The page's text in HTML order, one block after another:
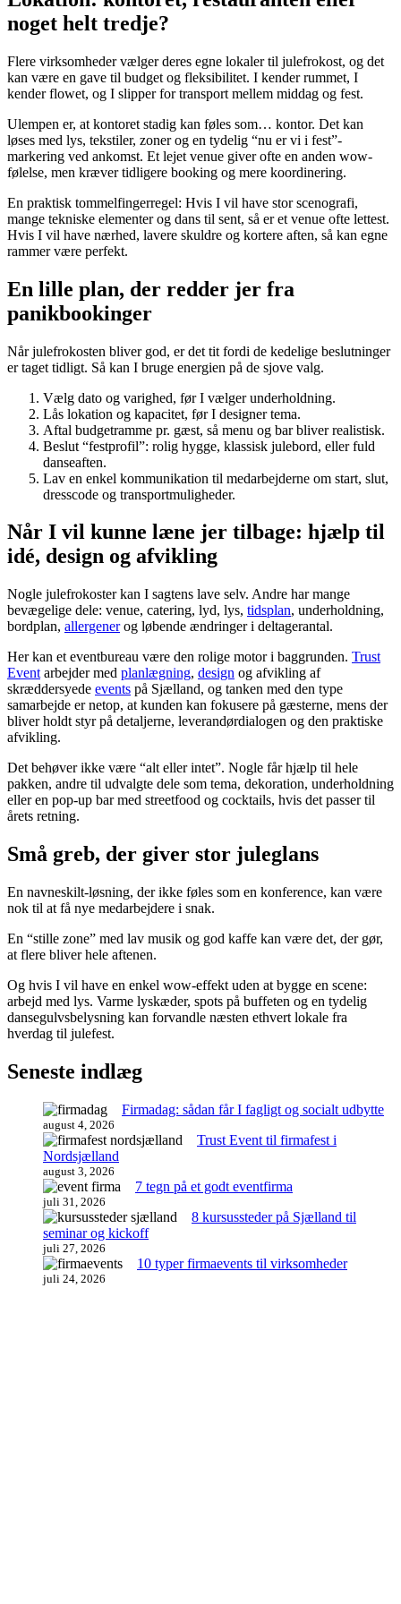
noget helt tredje?
Flere virksomheder vælger deres egne lokaler til julefrokost, og det
kan være en gave til budget og fleksibilitet. I kender rummet, I
kender flowet, og I slipper for transport mellem middag og fest.
Ulempen er, at kontoret stadig kan føles som… kontor. Det kan
løses med lys, tekstiler, zoner og en tydelig “nu er vi i fest”-
markering ved ankomst. Et lejet venue giver ofte en anden wow-
følelse, men kræver tidligere booking og mere koordinering.
En praktisk tommelfingerregel: Hvis I vil have stor scenografi,
mange tekniske elementer og dans til sent, så er et venue ofte lettest.
Hvis I vil have nærhed, lavere skuldre og kortere aften, så kan egne
rammer være perfekt.
En lille plan, der redder jer fra
panikbookinger
Når julefrokosten bliver god, er det tit fordi de kedelige beslutninger
er taget tidligt. Så kan I bruge energien på de sjove valg.
Vælg dato og varighed, før I vælger underholdning.
Lås lokation og kapacitet, før I designer tema.
Aftal budgetramme pr. gæst, så menu og bar bliver realistisk.
Beslut “festprofil”: rolig hygge, klassisk julebord, eller fuld
danseaften.
Lav en enkel kommunikation til medarbejderne om start, slut,
dresscode og transportmuligheder.
Når I vil kunne læne jer tilbage: hjælp til
idé, design og afvikling
Nogle julefrokoster kan I sagtens lave selv. Andre har mange
bevægelige dele: venue, catering, lyd, lys, tidsplan, underholdning,
bordplan, allergenerog løbende ændringer i deltagerantal.
Her kan et eventbureau være den rolige motor i baggrunden. Trust
Event arbejder med planlægning, design og afvikling af
skræddersyede events på Sjælland, og tanken med den type
samarbejde er netop, at kunden kan fokusere på gæsterne, mens der
bliver holdt styr på detaljerne, leverandørdialogen og den praktiske
afvikling.
Det behøver ikke være “alt eller intet”. Nogle får hjælp til hele
pakken, andre til udvalgte dele som tema, dekoration, underholdning
eller en pop-up bar med streetfood og cocktails, hvis det passer til
årets retning.
Små greb, der giver stor juleglans
En navneskilt-løsning, der ikke føles som en konference, kan være
nok til at få nye medarbejdere i snak.
En “stille zone” med lav musik og god kaffe kan være det, der gør,
at flere bliver hele aftenen.
Og hvis I vil have en enkel wow-effekt uden at bygge en scene:
arbejd med lys. Varme lyskæder, spots på buffeten og en tydelig
dansegulvsbelysning kan forvandle næsten ethvert lokale fra
hverdag til julefest.
Seneste indlæg
Firmadag: sådan får I fagligt og socialt udbytte
august 4, 2026
Trust Event til firmafest i
Nordsjælland
august 3, 2026
7 tegn på et godt eventfirma
juli 31, 2026
8 kursussteder på Sjælland til
seminar og kickoff
juli 27, 2026
10 typer firmaevents til virksomheder
juli 24, 2026